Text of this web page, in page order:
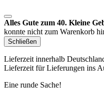
Alles Gute zum 40. Kleine
konnte nicht zum Warenkorb
Schließen
Lieferzeit innerhalb
Lieferzeit für Lieferungen ins
Eine runde Sache!